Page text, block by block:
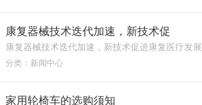
康复器械技术迭代加速，新技术促
康复器械技术迭代加速，新技术促进康复医疗发展
分类：新闻中心
家用轮椅车的选购须知